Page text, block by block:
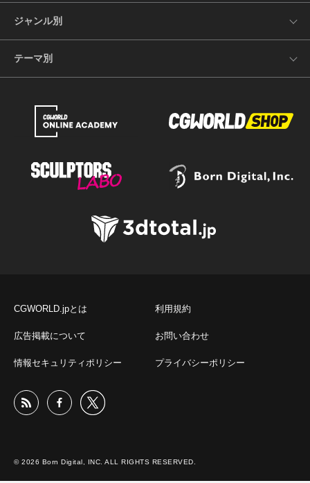
ジャンル別
テーマ別
CGWORLD.jpとは 利用規約
広告掲載について お問い合わせ
情報セキュリティポリシー プライバシーポリシー
© 2026 Born Digital, INC. ALL RIGHTS RESERVED.